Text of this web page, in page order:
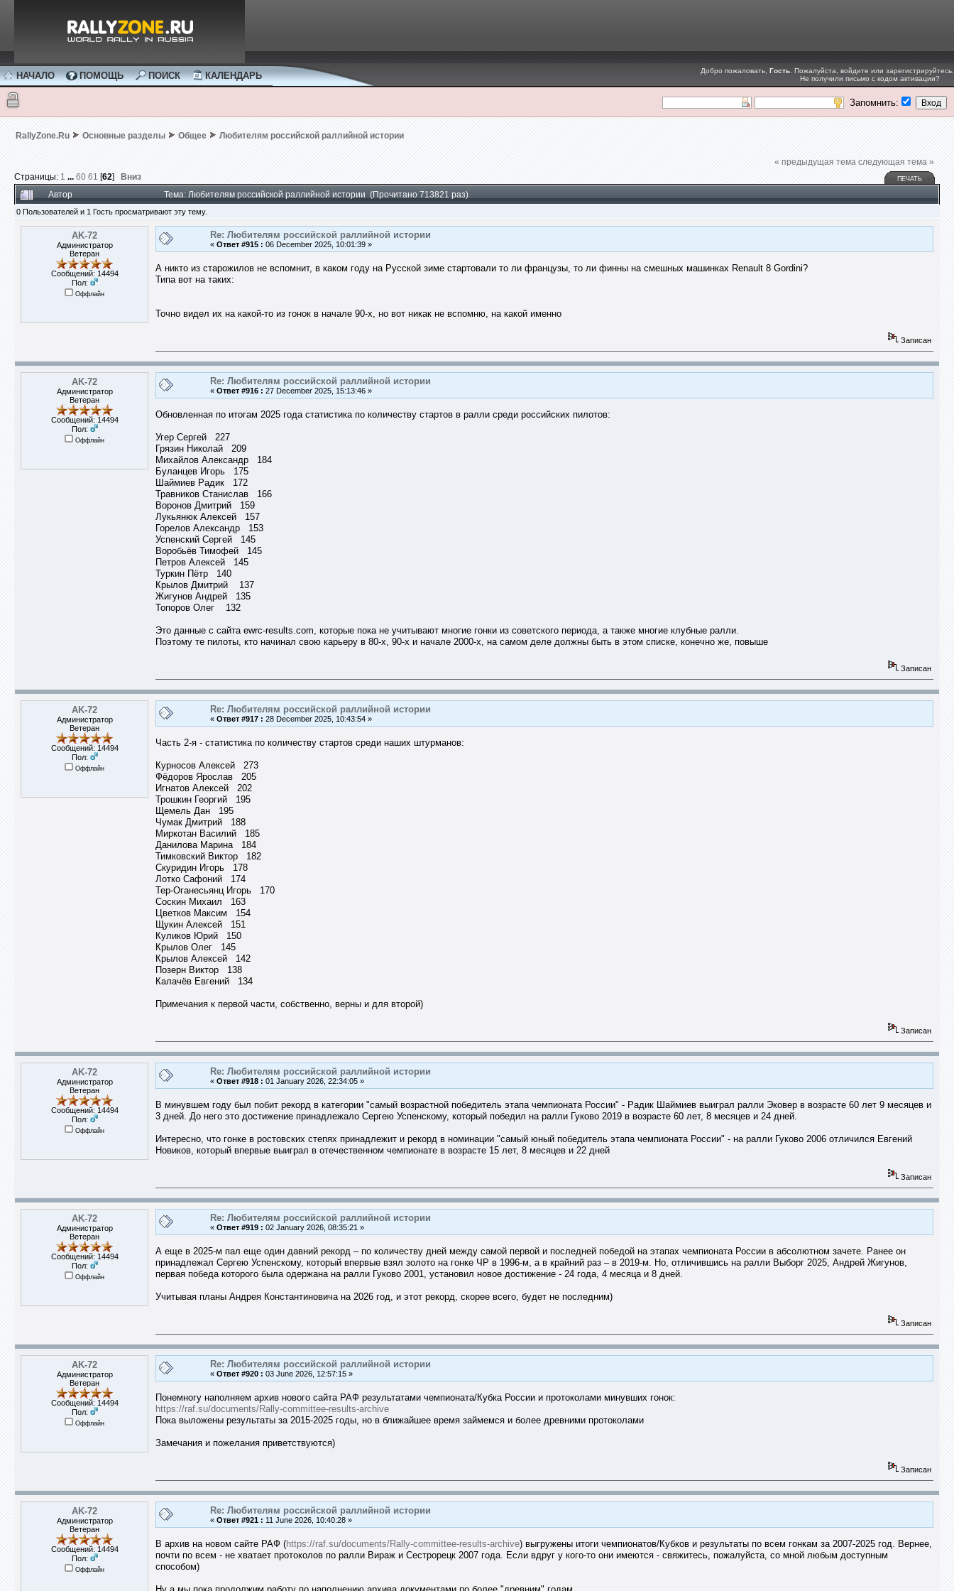
НАЧАЛО ПОМОЩЬ ПОИСК КАЛЕНДАРЬ Добро пожаловать, Гость . Пожалуйста, войдите или зарегистрируйтесь
Не получили письмо с кодом активации?
Запомнить:
RallyZone.Ru Основные разделы Общее Любителям российской раллийной истории
Страницы: 1 ... 60 61 [62] Вниз
« предыдущая тема следующая тема »
ПЕЧАТЬ
Автор Тема: Любителям российской раллийной истории (Прочитано 713821 раз)
0 Пользователей и 1 Гость просматривают эту тему.
AK-72
Администратор
Ветеран
Сообщений: 14494
Пол:
Оффлайн
Re: Любителям российской раллийной истории
« Ответ #915 : 06 December 2025, 10:01:39 »
А никто из старожилов не вспомнит, в каком году на Русской зиме стартовали то ли французы, то ли финны на смешных машинках Renault 8 Gordini?
Типа вот на таких:
Точно видел их на какой-то из гонок в начале 90-х, но вот никак не вспомню, на какой именно
Записан
AK-72
Администратор
Ветеран
Сообщений: 14494
Пол:
Оффлайн
Re: Любителям российской раллийной истории
« Ответ #916 : 27 December 2025, 15:13:46 »
Обновленная по итогам 2025 года статистика по количеству стартов в ралли среди российских пилотов:
Угер Сергей 227
Грязин Николай 209
Михайлов Александр 184
Буланцев Игорь 175
Шаймиев Радик 172
Травников Станислав 166
Воронов Дмитрий 159
Лукьянюк Алексей 157
Горелов Александр 153
Успенский Сергей 145
Воробьёв Тимофей 145
Петров Алексей 145
Туркин Пётр 140
Крылов Дмитрий 137
Жигунов Андрей 135
Топоров Олег 132
Это данные с сайта ewrc-results.com, которые пока не учитывают многие гонки из советского периода, а также многие клубные ралли.
Поэтому те пилоты, кто начинал свою карьеру в 80-х, 90-х и начале 2000-х, на самом деле должны быть в этом списке, конечно же, повыше
Записан
AK-72
Администратор
Ветеран
Сообщений: 14494
Пол:
Оффлайн
Re: Любителям российской раллийной истории
« Ответ #917 : 28 December 2025, 10:43:54 »
Часть 2-я - статистика по количеству стартов среди наших штурманов:
Курносов Алексей 273
Фёдоров Ярослав 205
Игнатов Алексей 202
Трошкин Георгий 195
Щемель Дан 195
Чумак Дмитрий 188
Миркотан Василий 185
Данилова Марина 184
Тимковский Виктор 182
Скуридин Игорь 178
Лотко Сафоний 174
Тер-Оганесьянц Игорь 170
Соскин Михаил 163
Цветков Максим 154
Щукин Алексей 151
Куликов Юрий 150
Крылов Олег 145
Крылов Алексей 142
Позерн Виктор 138
Калачёв Евгений 134
Примечания к первой части, собственно, верны и для второй)
Записан
AK-72
Администратор
Ветеран
Сообщений: 14494
Пол:
Оффлайн
Re: Любителям российской раллийной истории
« Ответ #918 : 01 January 2026, 22:34:05 »
В минувшем году был побит рекорд в категории "самый возрастной победитель этапа чемпионата России" - Радик Шаймиев выиграл ралли Эковер в возрасте 60 лет 9 месяцев и
3 дней. До него это достижение принадлежало Сергею Успенскому, который победил на ралли Гуково 2019 в возрасте 60 лет, 8 месяцев и 24 дней.
Интересно, что гонке в ростовских степях принадлежит и рекорд в номинации "самый юный победитель этапа чемпионата России" - на ралли Гуково 2006 отличился Евгений
Новиков, который впервые выиграл в отечественном чемпионате в возрасте 15 лет, 8 месяцев и 22 дней
Записан
AK-72
Администратор
Ветеран
Сообщений: 14494
Пол:
Оффлайн
Re: Любителям российской раллийной истории
« Ответ #919 : 02 January 2026, 08:35:21 »
А еще в 2025-м пал еще один давний рекорд – по количеству дней между самой первой и последней победой на этапах чемпионата России в абсолютном зачете. Ранее он
принадлежал Сергею Успенскому, который впервые взял золото на гонке ЧР в 1996-м, а в крайний раз – в 2019-м. Но, отличившись на ралли Выборг 2025, Андрей Жигунов,
первая победа которого была одержана на ралли Гуково 2001, установил новое достижение - 24 года, 4 месяца и 8 дней.
Учитывая планы Андрея Константиновича на 2026 год, и этот рекорд, скорее всего, будет не последним)
Записан
AK-72
Администратор
Ветеран
Сообщений: 14494
Пол:
Оффлайн
Re: Любителям российской раллийной истории
« Ответ #920 : 03 June 2026, 12:57:15 »
Понемногу наполняем архив нового сайта РАФ результатами чемпионата/Кубка России и протоколами минувших гонок:
https://raf.su/documents/Rally-committee-results-archive
Пока выложены результаты за 2015-2025 годы, но в ближайшее время займемся и более древними протоколами
Замечания и пожелания приветствуются)
Записан
AK-72
Администратор
Ветеран
Сообщений: 14494
Пол:
Оффлайн
Re: Любителям российской раллийной истории
« Ответ #921 : 11 June 2026, 10:40:28 »
В архив на новом сайте РАФ (https://raf.su/documents/Rally-committee-results-archive) выгружены итоги чемпионатов/Кубков и результаты по всем гонкам за 2007-2025 год. Вернее,
почти по всем - не хватает протоколов по ралли Вираж и Сестрорецк 2007 года. Если вдруг у кого-то они имеются - свяжитесь, пожалуйста, со мной любым доступным
способом)